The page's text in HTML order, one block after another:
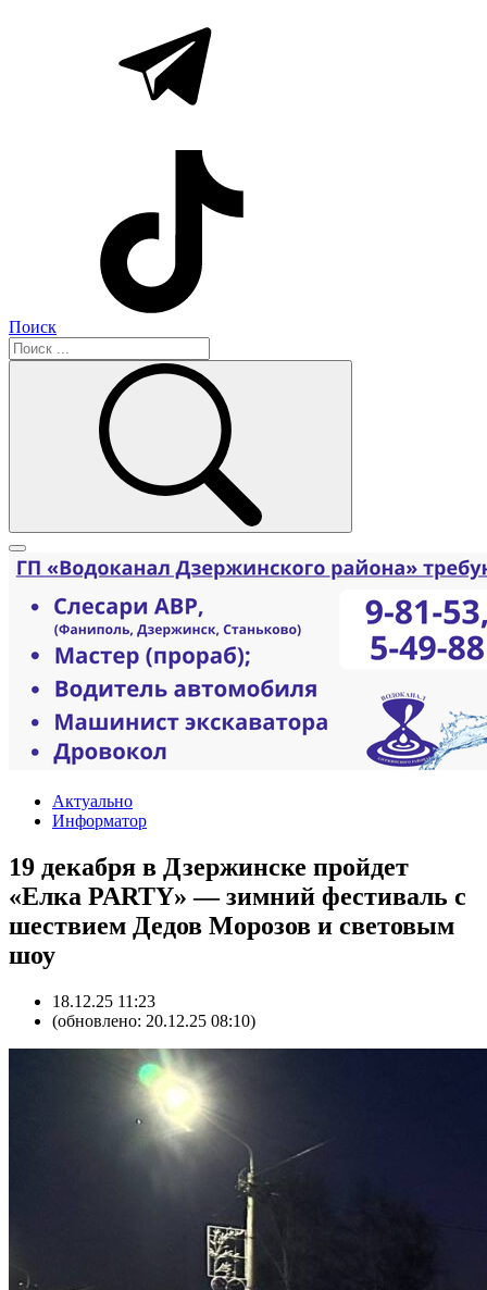
Поиск
Актуально
Информатор
19 декабря в Дзержинске пройдет
«Елка PARTY» — зимний фестиваль с
шествием Дедов Морозов и световым
шоу
18.12.25 11:23
(обновлено: 20.12.25 08:10)